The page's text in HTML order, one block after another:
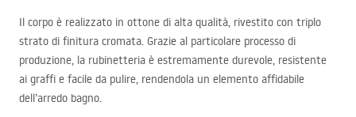
Il corpo è realizzato in ottone di alta qualità, rivestito con triplo
strato di finitura cromata. Grazie al particolare processo di
produzione, la rubinetteria è estremamente durevole, resistente
ai graffi e facile da pulire, rendendola un elemento affidabile
dell’arredo bagno.